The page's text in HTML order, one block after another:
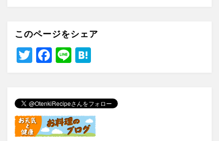
このページをシェア
T
er
F
e
b
o
Li
n
a